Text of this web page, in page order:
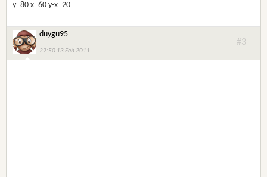
y=80 x=60 y-x=20
duygu95
22:50 13 Feb 2011
#3